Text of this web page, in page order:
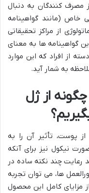
مصرف کنندگان به دنبال
خاص (مانند گواهینامه
از مراکز تحقیقاتی
گواهینامه ها به معنای
از افراد که این موارد
به شمار آید.
از ژل
پوست، تأثیر آن را به
نیکول نیز برای آنکه
رعایت چند نکته ساده در
ها، می توان تجربه
مزایای کامل این محصول